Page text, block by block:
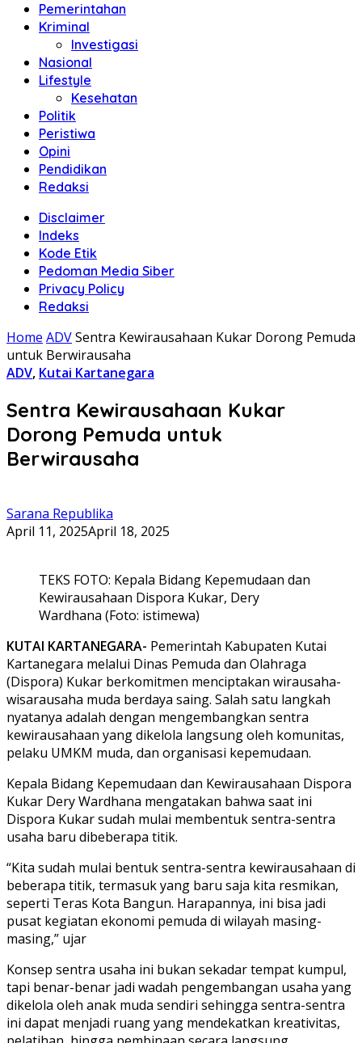
Pemerintahan
Kriminal
Investigasi
Nasional
Lifestyle
Kesehatan
Politik
Peristiwa
Opini
Pendidikan
Redaksi
Disclaimer
Indeks
Kode Etik
Pedoman Media Siber
Privacy Policy
Redaksi
Home ADVSentra Kewirausahaan Kukar Dorong Pemuda
untuk Berwirausaha
ADV, Kutai Kartanegara
Sentra Kewirausahaan Kukar
Dorong Pemuda untuk
Berwirausaha
Sarana Republika
April 11, 2025April 18, 2025
TEKS FOTO: Kepala Bidang Kepemudaan dan
Kewirausahaan Dispora Kukar, Dery
Wardhana (Foto: istimewa)
KUTAI KARTANEGARA- Pemerintah Kabupaten Kutai
Kartanegara melalui Dinas Pemuda dan Olahraga
(Dispora) Kukar berkomitmen menciptakan wirausaha-
wisarausaha muda berdaya saing. Salah satu langkah
nyatanya adalah dengan mengembangkan sentra
kewirausahaan yang dikelola langsung oleh komunitas,
pelaku UMKM muda, dan organisasi kepemudaan.
Kepala Bidang Kepemudaan dan Kewirausahaan Dispora
Kukar Dery Wardhana mengatakan bahwa saat ini
Dispora Kukar sudah mulai membentuk sentra-sentra
usaha baru dibeberapa titik.
“Kita sudah mulai bentuk sentra-sentra kewirausahaan di
beberapa titik, termasuk yang baru saja kita resmikan,
seperti Teras Kota Bangun. Harapannya, ini bisa jadi
pusat kegiatan ekonomi pemuda di wilayah masing-
masing,” ujar
Konsep sentra usaha ini bukan sekadar tempat kumpul,
tapi benar-benar jadi wadah pengembangan usaha yang
dikelola oleh anak muda sendiri sehingga sentra-sentra
ini dapat menjadi ruang yang mendekatkan kreativitas,